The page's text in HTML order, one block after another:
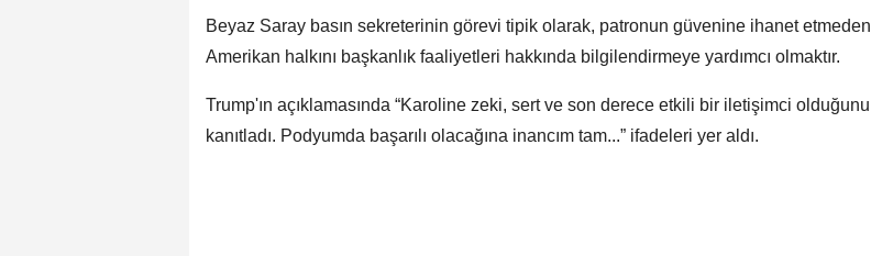
Beyaz Saray basın sekreterinin görevi tipik olarak, patronun güvenine ihanet etmeden
Amerikan halkını başkanlık faaliyetleri hakkında bilgilendirmeye yardımcı olmaktır.
Trump'ın açıklamasında “Karoline zeki, sert ve son derece etkili bir iletişimci olduğunu
kanıtladı. Podyumda başarılı olacağına inancım tam...” ifadeleri yer aldı.